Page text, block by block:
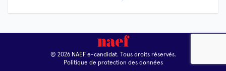
© 2026 NAEF e-candidat. Tous droits réservés.
Politique de protection des données